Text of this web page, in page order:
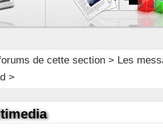
de cette section> Les
>